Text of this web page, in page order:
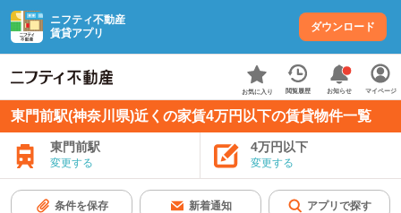
ニフティ不動産
賃貸アプリ
ダウンロード
お気に入り 閲覧履歴 お知らせ マイページ
東門前駅(神奈川県)近くの家賃4万円以下の賃貸物件一覧
東門前駅
変更する
4万円以下
変更する
条件を保存 新着通知 アプリで探す